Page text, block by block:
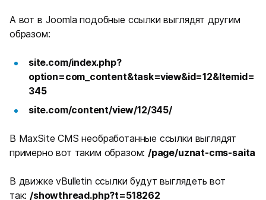
А вот в Joomla подобные ссылки выглядят другим
образом:
site.com/index.php?
option=com_content&task=view&id=12&Itemid=
345
site.com/content/view/12/345/
В MaxSite CMS необработанные ссылки выглядят
примерно вот таким образом: /page/uznat-cms-saita
В движке vBulletin ссылки будут выглядеть вот
так: /showthread.php?t=518262